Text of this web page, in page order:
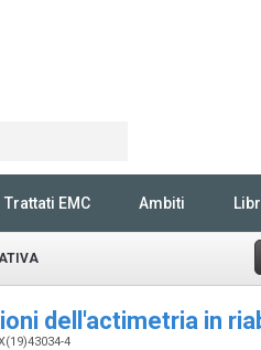
Trattati EMC Ambiti
dell'actimetria in
4